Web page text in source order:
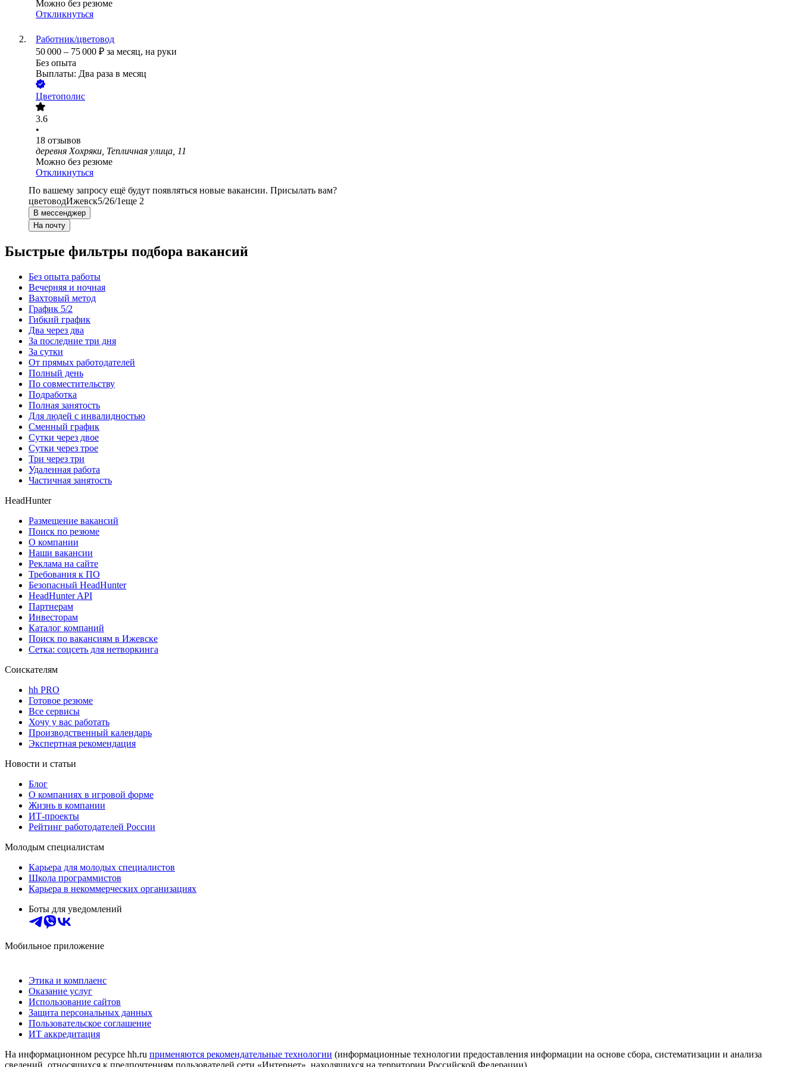
Можно без резюме
Откликнуться
Работник/цветовод
50 000 – 75 000 ₽ за месяц, на руки
Без опыта
Выплаты: Два раза в месяц
Цветополис
3.6
•
18 отзывов
деревня Хохряки, Тепличная улица, 11
Можно без резюме
Откликнуться
По вашему запросу ещё будут появляться новые вакансии. Присылать вам?
цветоводИжевск5/26/1еще 2
В мессенджер
На почту
Быстрые фильтры подбора вакансий
Без опыта работы
Вечерняя и ночная
Вахтовый метод
График 5/2
Гибкий график
Два через два
За последние три дня
За сутки
От прямых работодателей
Полный день
По совместительству
Подработка
Полная занятость
Для людей с инвалидностью
Сменный график
Сутки через двое
Сутки через трое
Три через три
Удаленная работа
Частичная занятость
HeadHunter
Размещение вакансий
Поиск по резюме
О компании
Наши вакансии
Реклама на сайте
Требования к ПО
Безопасный HeadHunter
HeadHunter API
Партнерам
Инвесторам
Каталог компаний
Поиск по вакансиям в Ижевске
Сетка: соцсеть для нетворкинга
Соискателям
hh PRO
Готовое резюме
Все сервисы
Хочу у вас работать
Производственный календарь
Экспертная рекомендация
Новости и статьи
Блог
О компаниях в игровой форме
Жизнь в компании
ИТ-проекты
Рейтинг работодателей России
Молодым специалистам
Карьера для молодых специалистов
Школа программистов
Карьера в некоммерческих организациях
Боты для уведомлений
Мобильное приложение
Этика и комплаенс
Оказание услуг
Использование сайтов
Защита персональных данных
Пользовательское соглашение
ИТ аккредитация
На информационном ресурсе hh.ru применяются рекомендательные технологии (информационные технологии предоставления информации на основе сбора, систематизации и анализа